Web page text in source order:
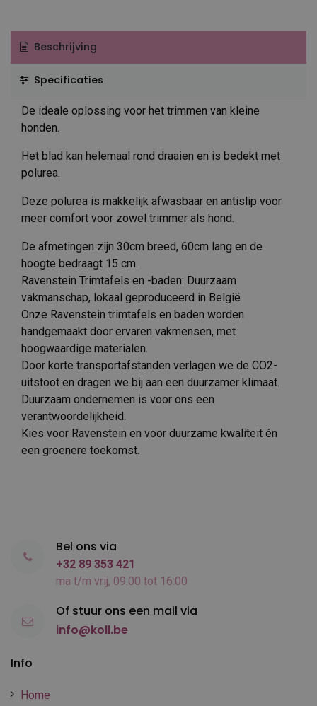
Beschrijving
Specificaties
De ideale oplossing voor het trimmen van kleine
honden.
Het blad kan helemaal rond draaien en is bedekt met
polurea.
Deze polurea is makkelijk afwasbaar en antislip voor
meer comfort voor zowel trimmer als hond.
De afmetingen zijn 30cm breed, 60cm lang en de
hoogte bedraagt 15 cm.
Ravenstein Trimtafels en -baden: Duurzaam
vakmanschap, lokaal geproduceerd in België
Onze Ravenstein trimtafels en baden worden
handgemaakt door ervaren vakmensen, met
hoogwaardige materialen.
Door korte transportafstanden verlagen we de CO2-
uitstoot en dragen we bij aan een duurzamer klimaat.
Duurzaam ondernemen is voor ons een
verantwoordelijkheid.
Kies voor Ravenstein en voor duurzame kwaliteit én
een groenere toekomst.
Info
Home
Bel ons via
+32 89 353 421
ma t/m vrij, 09:00 tot 16:00
Of stuur ons een mail via
info@koll.be